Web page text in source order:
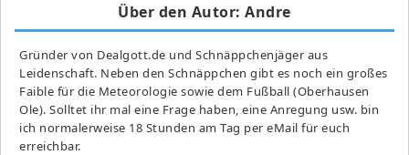
Über den Autor: Andre
Gründer von Dealgott.de und Schnäppchenjäger aus
Leidenschaft. Neben den Schnäppchen gibt es noch ein großes
Fai­ble für die Meteorologie sowie dem Fußball (Oberhausen
Ole). Solltet ihr mal eine Frage haben, eine Anregung usw. bin
ich normalerweise 18 Stunden am Tag per eMail für euch
erreichbar.